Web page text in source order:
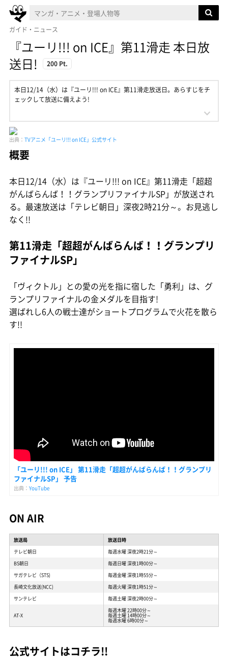
ガイド・ニュース
『ユーリ!!! on ICE』第11滑走 本日放
送日!
200 Pt.
本日12/14（水）は『ユーリ!!! on ICE』第11滑走放送日。あらすじをチ
ェックして放送に備えよう!
出典： TVアニメ「ユーリ!!! on ICE」公式サイト
概要
本日12/14（水）は『ユーリ!!! on ICE』第11滑走「超超
がんばらんば！！グランプリファイナルSP」が放送され
る。最速放送は「テレビ朝日」深夜2時21分～。お見逃し
なく!!
第11滑走「超超がんばらんば！！グランプリ
ファイナルSP」
「ヴィクトル」との愛の光を指に宿した「勇利」は、グ
ランプリファイナルの金メダルを目指す!
選ばれし6人の戦士達がショートプログラムで火花を散ら
す!!
「ユーリ!!! on ICE」 第11滑走「超超がんばらんば！！グランプリ
ファイナルSP」 予告
出典： YouTube
ON AIR
放送局
放送日時
テレビ朝日
毎週水曜 深夜2時21分～
BS朝日
毎週日曜 深夜1時00分～
サガテレビ（STS)
毎週金曜 深夜1時55分～
長崎文化放送(NCC)
毎週火曜 深夜1時51分～
サンテレビ
毎週土曜 深夜2時00分～
AT-X
毎週木曜 22時00分～
毎週土曜 14時00分～
毎週水曜 6時00分～
公式サイトはコチラ!!